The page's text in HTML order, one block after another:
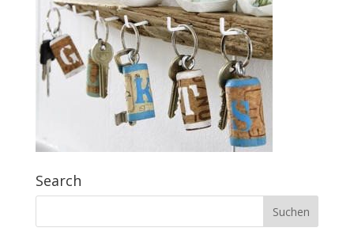
Search